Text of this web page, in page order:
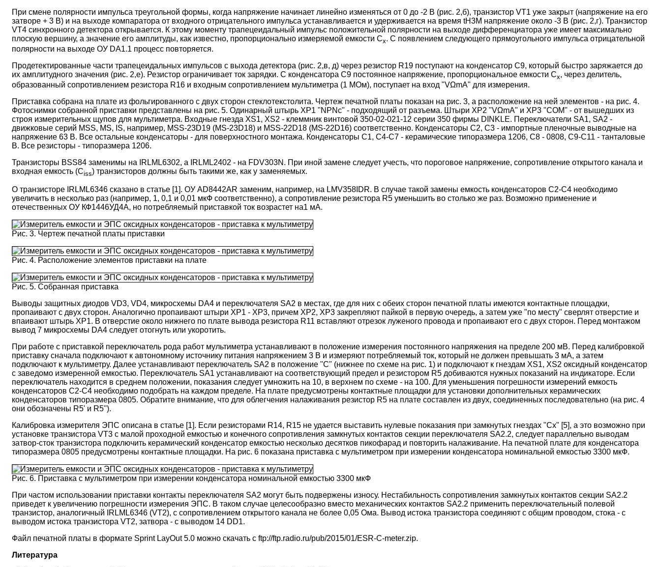
При смене полярности импульса треугольной формы, когда напряжение начинает линейно изменяться от 0 до -2 В (рис. 2,б), транзистор VT1 уже закрыт (напряжение на его
затворе + 3 В) и на выходе компаратора от входного отрицательного импульса устанавливается и удерживается на время tH3M напряжение около -3 В (рис. 2,г). Транзистор
VT4 синхронного детектора открывается. К этому моменту трапецеидальный импульс положительной полярности на выходе дифференциатора уже имеет максимально
плоскую вершину, а значение его амплитуды, как известно, пропорционально измеряемой емкости Сх. С появлением следующего прямоугольного импульса отрицательной
полярности на выходе ОУ DA1.1 процесс повторяется.
Продетектированные части трапецеидальных импульсов с выхода детектора (рис. 2,в, д) через резистор R19 поступают на конденсатор С9, который быстро заряжается до
их амплитудного значения (рис. 2,е). Резистор ограничивает ток зарядки. С конденсатора С9 постоянное напряжение, пропорциональное емкости Сх, через делитель,
образованный сопротивлением резистора R16 и входным сопротивлением мультиметра (1 МОм), поступает на вход "VΩmА" для измерения.
Приставка собрана на плате из фольгированного с двух сторон стеклотекстолита. Чертеж печатной платы показан на рис. 3, а расположение на ней элементов - на рис. 4.
Фотоснимки собранной приставки представлены на рис. 5. Одинарный штырь ХР1 "NPNc" - подходящий от разъема. Штыри ХР2 "VΩmА" и ХР3 "СОМ" - от вышедших из
строя измерительных щупов для мультиметра. Входные гнезда XS1, XS2 - клеммник винтовой 350-02-021-12 серии 350 фирмы DINKLE. Переключатели SA1, SA2 -
движковые серий MSS, MS, IS, например, MSS-23D19 (MS-23D18) и MSS-22D18 (MS-22D16) соответственно. Конденсаторы С2, С3 - импортные пленочные выводные на
напряжение 63 В. Все остальные конденсаторы - для поверхностного монтажа. Конденсаторы С1, С4-С7 - керамические типоразмера 1206, C8 - 0808, С9-С11 - танталовые
В. Все резисторы - типоразмера 1206.
Транзисторы BSS84 заменимы на IRLML6302, а IRLML2402 - на FDV303N. При иной замене следует учесть, что пороговое напряжение, сопротивление открытого канала и
входная емкость (Ciss) транзисторов должны быть такими же, как у заменяемых.
О транзисторе IRLML6346 сказано в статье [1]. ОУ AD8442AR заменим, например, на LMV358IDR. В случае такой замены емкость конденсаторов С2-С4 необходимо
увеличить в несколько раз (например, 1, 0,1 и 0,01 мкФ соответственно), а сопротивление резистора R5 уменьшить во столько же раз. Возможно применение и
отечественных ОУ КФ1446УД4А, но потребляемый приставкой ток возрастет на1 мА.
Рис. 3. Чертеж печатной платы приставки
Рис. 4. Расположение элементов приставки на плате
Рис. 5. Собранная приставка
Выводы защитных диодов VD3, VD4, микросхемы DA4 и переключателя SA2 в местах, где для них с обеих сторон печатной платы имеются контактные площадки,
пропаивают с двух сторон. Аналогично пропаивают штыри ХP1 - XP3, причем ХР2, XP3 закрепляют пайкой в первую очередь, а затем уже "по месту" сверлят отверстие и
впаивают штырь ХР1. В отверстие около нижнего по плате вывода резистора R11 вставляют отрезок луженого провода и пропаивают его с двух сторон. Перед монтажом
вывод 7 микросхемы DA4 следует отогнуть или укоротить.
При работе с приставкой переключатель рода работ мультиметра устанавливают в положение измерения постоянного напряжения на пределе 200 мВ. Перед калибровкой
приставку сначала подключают к автономному источнику питания напряжением 3 В и измеряют потребляемый ток, который не должен превышать 3 мА, а затем
подключают к мультиметру. Далее устанавливают переключатель SA2 в положение "С" (нижнее по схеме на рис. 1) и подключают к гнездам XS1, XS2 оксидный конденсатор
с заведомо измеренной емкостью. Переключатель SA1 устанавливают на соответствующий предел и резистором R5 добиваются нужных показаний на индикаторе. Если
переключатель находится в среднем положении, показания следует умножить на 10, в верхнем по схеме - на 100. Для уменьшения погрешности измерений емкость
конденсаторов С2-С4 необходимо подобрать на каждом пределе. На плате предусмотрены контактные площадки для установки дополнительных керамических
конденсаторов типоразмера 0805. Обратите внимание, что для облегчения налаживания резистор R5 на плате составлен из двух, соединенных последовательно (на рис. 4
они обозначены R5' и R5'').
Калибровка измерителя ЭПС описана в статье [1]. Если резисторами R14, R15 не удается выставить нулевые показания при замкнутых гнездах "Cx" [5], а это возможно при
установке транзистора VT3 с малой проходной емкостью и конечного сопротивления замкнутых контактов секции переключателя SA2.2, следует параллельно выводам
затвор-сток транзистора подключить керамический конденсатор емкостью несколько десятков пикофарад и повторить налаживание. На печатной плате для конденсатора
типоразмера 0805 предусмотрены контактные площадки. На рис. 6 показана приставка с мультиметром при измерении конденсатора номинальной емкостью 3300 мкФ.
Рис. 6. Приставка с мультиметром при измерении конденсатора номинальной емкостью 3300 мкФ
При частом использовании приставки контакты переключателя SA2 могут быть подвержены износу. Нестабильность сопротивления замкнутых контактов секции SA2.2
приведет к увеличению погрешности измерения ЭПС. В таком случае целесообразно вместо механических контактов SA2.2 применить переключательный полевой
транзистор, аналогичный IRLML6346 (VT2), с сопротивлением открытого канала не более 0,05 Ома. Вывод истока транзистора соединяют с общим проводом, стока - с
выводом истока транзистора VT2, затвора - с выводом 14 DD1.
Файл печатной платы в формате Sprint LayOut 5.0 можно скачать с ftp://ftp.radio.ru/pub/2015/01/ESR-C-meter.zip.
Литература